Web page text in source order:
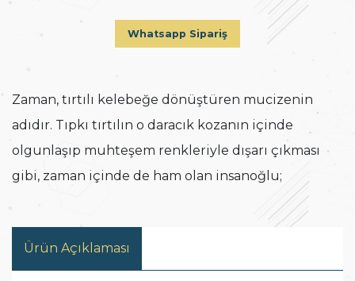
Whatsapp Sipariş
Zaman, tırtılı kelebeğe dönüştüren mucizenin
adıdır. Tıpkı tırtılın o daracık kozanın içinde
olgunlaşıp muhteşem renkleriyle dışarı çıkması
gibi, zaman içinde de ham olan insanoğlu;
Ürün Açıklaması